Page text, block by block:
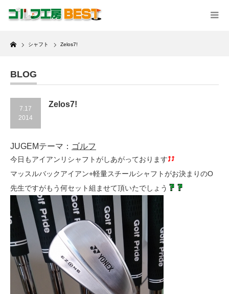
Home
シャフト Zelos7!
BLOG
7.17
2014
Zelos7!
JUGEMテーマ： ゴルフ
今日もアイアンリシャフトがしあがっております
マッスルバックアイアン+軽量スチールシャフトがお決まりのO
先生ですがもう何セット組ませて頂いたでしょう